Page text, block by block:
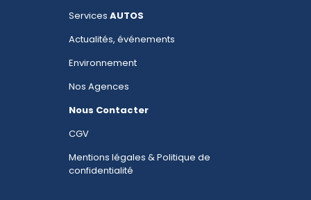
Services AUTOS
Actualités, événements
Environnement
Nos Agences
Nous Contacter
CGV
Mentions légales & Politique de
confidentialité